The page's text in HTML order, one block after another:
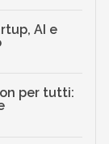
AI e
per tutti: